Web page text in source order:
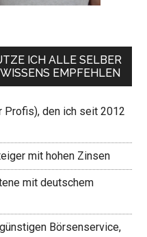
ICH ALLE SELBER
EMPFEHLEN
Profis), den ich seit 2012
mit hohen Zinsen
mit deutschem
Börsenservice,